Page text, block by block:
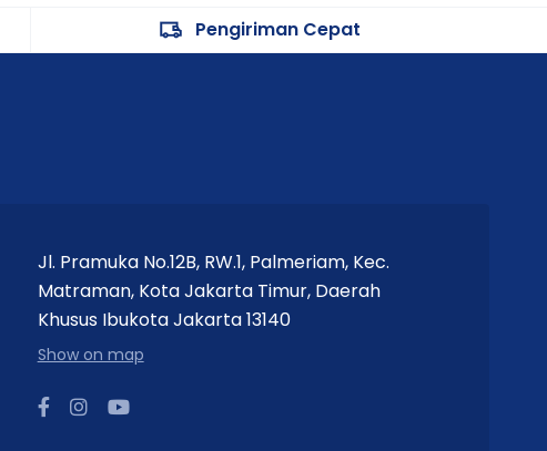
Pengiriman Cepat
Jl. Pramuka No.12B, RW.1, Palmeriam, Kec.
Matraman, Kota Jakarta Timur, Daerah
Khusus Ibukota Jakarta 13140
Show on map